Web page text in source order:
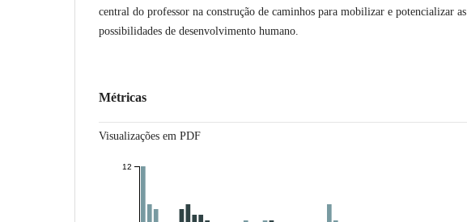
central do professor na construção de caminhos para mobilizar e potencializar as
possibilidades de desenvolvimento humano.
Métricas
Visualizações em PDF
12